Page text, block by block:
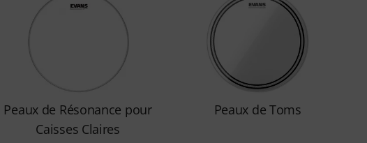
Peaux de Résonance pour
Caisses Claires
Peaux de Toms